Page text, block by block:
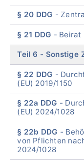
§ 20 DDG
§ 21 DDG Beirat
Teil 6 Sonstige
§ 22 DDG
(EU) 2019/1150
§ 22a DDG
(EU) 2024/1028
§ 22b DDG
von Pflichten
2024/1028